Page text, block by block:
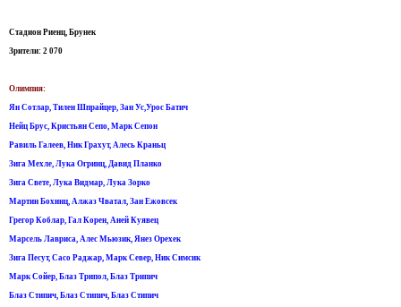
Стадион Риенц, Брунек
Зрители: 2 070
Олимпия:
Ян Сотлар, Тилен Шпрайцер, Зан Ус,Урос Батич
Нейц Брус, Кристьян Сепо, Марк Сепон
Равиль Галеев, Ник Грахут, Алесь Краньц
Зига Мехле, Лука Огринц, Давид Планко
Зига Свете, Лука Видмар, Лука Зорко
Мартин Бохинц, Алжаз Чватал, Зан Ежовсек
Грегор Коблар, Гал Корен, Аней Куявец
Марсель Лавриса, Алес Мьюзик, Янез Орехек
Зига Песут, Сасо Раджар, Марк Север, Ник Симсик
Марк Сойер, Блаз Трипол, Блаз Трипич
Блаз Стипич, Блаз Стипич, Блаз Стипич